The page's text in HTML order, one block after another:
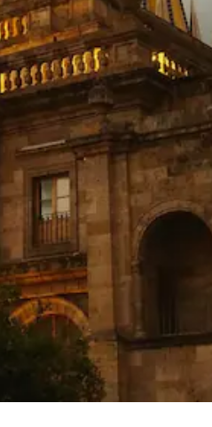
prema gore i prema dolje, kao